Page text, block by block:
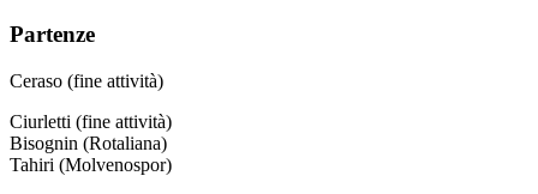
Partenze
Ceraso (fine attività)
Ciurletti (fine attività)
Bisognin (Rotaliana)
Tahiri (Molvenospor)